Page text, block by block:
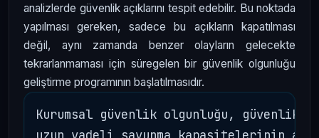
analizlerde güvenlik açıklarını tespit edebilir. Bu noktada
yapılması gereken, sadece bu açıkların kapatılması
değil, aynı zamanda benzer olayların gelecekte
tekrarlanmaması için süregelen bir güvenlik olgunluğu
geliştirme programının başlatılmasıdır.
Kurumsal güvenlik olgunluğu, güvenlik